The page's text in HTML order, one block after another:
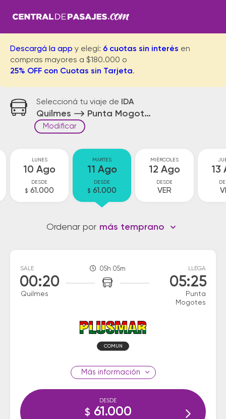
Descargá la app y elegí: 6 cuotas sin interés en
compras mayores a $180.000 o
25% OFF con Cuotas sin Tarjeta.
Seleccioná tu viaje de IDA
Quilmes Punta Mogotes
Modificar
LUNES
10 Ago
DESDE
$ 61.000
MARTES
11 Ago
DESDE
$ 61.000
MIÉRCOLES
12 Ago
DESDE
VER
13
Ordenar por más temprano
SALE
00:20
Quilmes
05h 05m LLEGA
05:25
Punta
Mogotes
COMUN
información
DESDE
$ 61.000